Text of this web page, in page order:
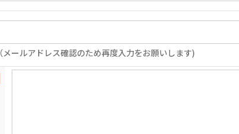
（メールアドレス確認のため再度入力をお願いします)